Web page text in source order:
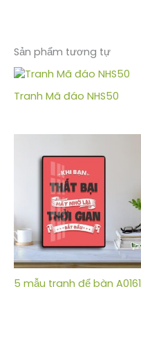
Sản phẩm tương tự
Tranh Mã đáo NHS50
5 mẫu tranh để bàn A0161